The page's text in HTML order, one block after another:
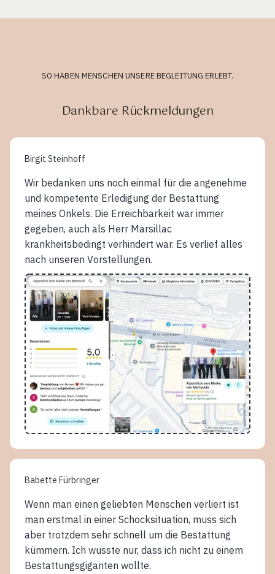
SO HABEN MENSCHEN UNSERE BEGLEITUNG ERLEBT.
Dankbare Rückmeldungen
Birgit Steinhoff
Wir bedanken uns noch einmal für die angenehme
und kompetente Erledigung der Bestattung
meines Onkels. Die Erreichbarkeit war immer
gegeben, auch als Herr Marsillac
krankheitsbedingt verhindert war. Es verlief alles
nach unseren Vorstellungen.
Babette Fürbringer
Wenn man einen geliebten Menschen verliert ist
man erstmal in einer Schocksituation, muss sich
aber trotzdem sehr schnell um die Bestattung
kümmern. Ich wusste nur, dass ich nicht zu einem
Bestattungsgiganten wollte.